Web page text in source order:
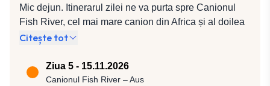
Mic dejun. Itinerarul zilei ne va purta spre Canionul
Fish River, cel mai mare canion din Africa și al doilea
ca mărime din lume, după Marele Canion din Statele
parcursul drumului, în apropiere de Keetmanshoop,
capitala economică de sud a Namibiei, vom vizita
Citește tot
Ziua 5 - 15.11.2026
Canionul Fish River – Aus